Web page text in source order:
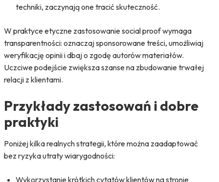
techniki, zaczynają one tracić skuteczność.
W praktyce etyczne zastosowanie social proof wymaga
transparentności: oznaczaj sponsorowane treści, umożliwiaj
weryfikację opinii i dbaj o zgodę autorów materiałów.
Uczciwe podejście zwiększa szanse na zbudowanie trwałej
relacji z klientami.
Przykłady zastosowań i dobre
praktyki
Poniżej kilka realnych strategii, które można zaadaptować
bez ryzyka utraty wiarygodności:
Wykorzystanie krótkich cytatów klientów na stronie